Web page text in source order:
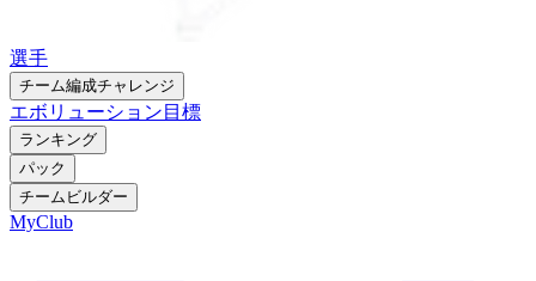
選手
チーム編成チャレンジ
エボリューション 目標
ランキング
パック
チームビルダー
MyClub